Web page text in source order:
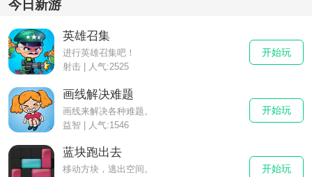
今日新游
英雄召集
进行英雄召集吧！
射击 | 人气:2525
开始玩
画线解决难题
画线来解决各种难题。
益智 | 人气:1546
开始玩
蓝块跑出去
移动方块，逃出空间。
开始玩